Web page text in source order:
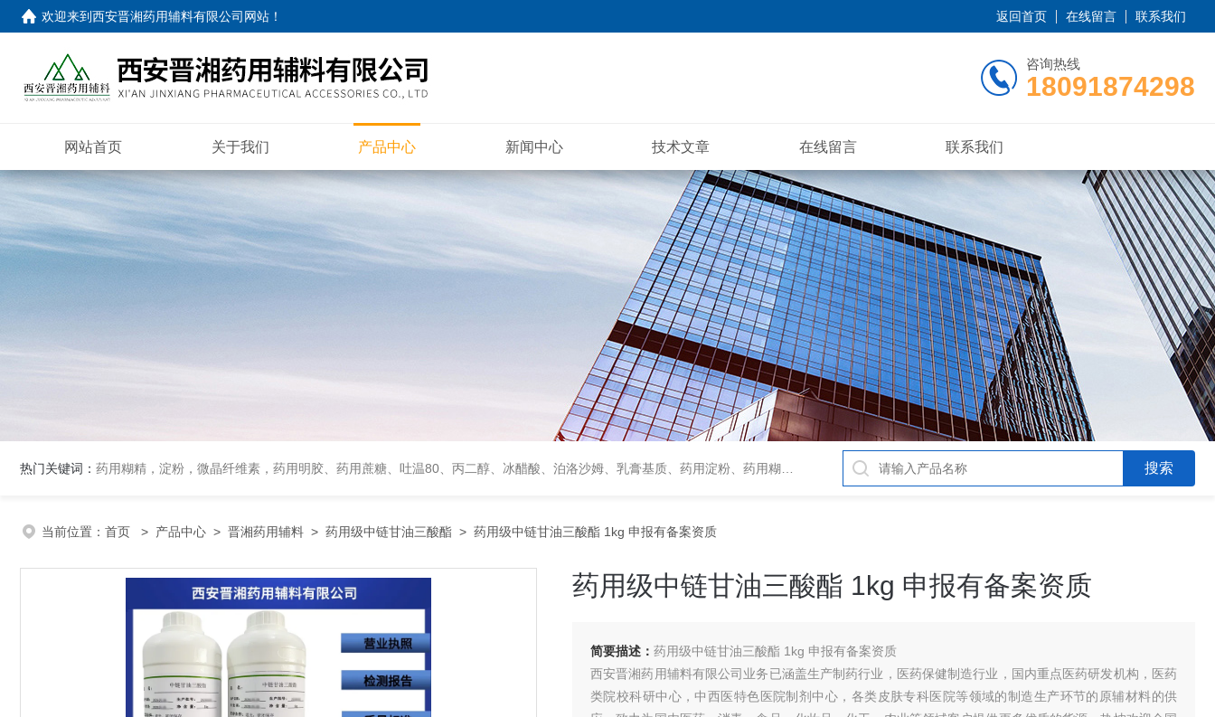
欢迎来到西安晋湘药用辅料有限公司网站 ！ 返回首页 在线留言 联系我们
咨询热线
18091874298
网站首页 关于我们 产品中心 新闻中心 技术文章 在线留言 联系我们
热门关键词： 药用糊精，淀粉，微晶纤维素，药用明胶、药用蔗糖、吐温80、丙二醇、冰醋酸、泊洛沙姆、乳膏基质、药用淀粉、药用糊精、硬脂酸镁、聚丙烯酸树脂系列、羧甲基淀粉钠、羧甲基纤维素钠、可溶性淀粉、甘露醇、羟丙纤维素、羟丙基甲基纤维素、乳糖、交联聚维酮、交联羧甲基纤维素钠、聚乙二醇（PEG）系列、二氧化硅、聚乙烯吡咯烷酮、十八醇、十六醇、预交化淀粉、微晶纤维素、甲基纤维素、乙基纤维素，三氯蔗糖，麝香草酚，药用蜂蜜，
当前位置： 首页 > 产品中心 > 晋湘药用辅料 > 药用级中链甘油三酸酯 > 药用级中链甘油三酸酯 1kg 申报有备案资质
药用级中链甘油三酸酯 1kg 申报有备案资质
简要描述： 药用级中链甘油三酸酯 1kg 申报有备案资质
西安晋湘药用辅料有限公司业务已涵盖生产制药行业，医药保健制造行业，国内重点医药研发机构，医药
类院校科研中心，中西医特色医院制剂中心，各类皮肤专科医院等领域的制造生产环节的原辅材料的供